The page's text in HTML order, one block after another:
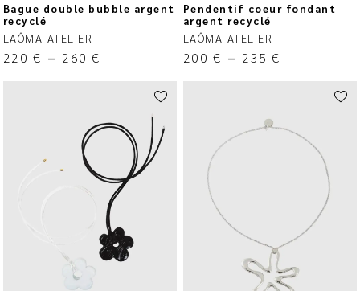
Bague double bubble argent
recyclé
LAÔMA ATELIER
220 € – 260€
Pendentif coeur fondant
argent recyclé
LAÔMA ATELIER
200 € – 235€